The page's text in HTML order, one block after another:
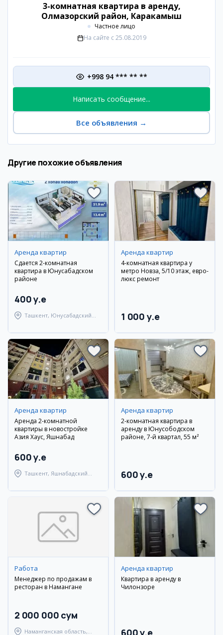
3-комнатная квартира в аренду,
Олмазорский район, Каракамыш
Частное лицо
На сайте с 25.08.2019
+998 94 *** ** **
Написать сообщение...
Все объявления →
Другие похожие объявления
Аренда квартир
Сдается 2-комнатная
квартира в Юнусабадском
районе
400 y.e
Ташкент, Юнусабадский
Аренда квартир
4-комнатная квартира у
метро Новза, 5/10 этаж, евро-
люкс ремонт
1 000 y.e
Аренда квартир
Аренда 2-комнатной
квартиры в новостройке
Азия Хаус, Яшнабад
600 y.e
Ташкент, Яшнабадский
Аренда квартир
2-комнатная квартира в
аренду в Юнусободском
районе, 7-й квартал, 55 м²
600 y.e
Работа
Менеджер по продажам в
ресторан в Намангане
2 000 000 сум
Наманганская область,
Аренда квартир
Квартира в аренду в
Чилонзоре
600 y.e